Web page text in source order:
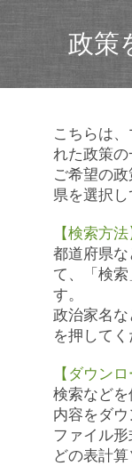
政策
こちらは
れた政策の
ご希望の
県を選択し
【検索方法
都道府県
て、「検
す。
政治家名
を押してく
【ダウンロ
検索など
内容をダウ
ファイル
どの表計